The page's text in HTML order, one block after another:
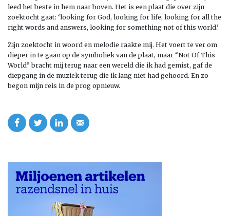
leed het beste in hem naar boven. Het is een plaat die over zijn
zoektocht gaat: ‘looking for God, looking for life, looking for all the
right words and answers, looking for something not of this world.’
Zijn zoektocht in woord en melodie raakte mij. Het voert te ver om
dieper in te gaan op de symboliek van de plaat, maar “Not Of This
World” bracht mij terug naar een wereld die ik had gemist, gaf de
diepgang in de muziek terug die ik lang niet had gehoord. En zo
begon mijn reis in de prog opnieuw.